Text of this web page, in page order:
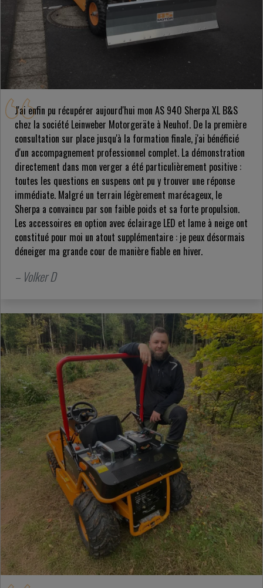
J'ai enfin pu récupérer aujourd'hui mon AS 940 Sherpa XL B&S
chez la société Leinweber Motorgeräte à Neuhof. De la première
consultation sur place jusqu'à la formation finale, j'ai bénéficié
d'un accompagnement professionnel complet. La démonstration
directement dans mon verger a été particulièrement positive :
toutes les questions en suspens ont pu y trouver une réponse
immédiate. Malgré un terrain légèrement marécageux, le
Sherpa a convaincu par son faible poids et sa forte propulsion.
Les accessoires en option avec éclairage LED et lame à neige ont
constitué pour moi un atout supplémentaire : je peux désormais
déneiger ma grande cour de manière fiable en hiver.
– Volker D